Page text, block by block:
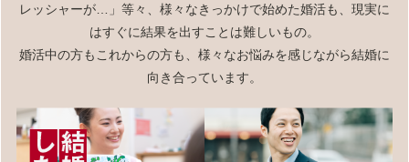
レッシャーが…」等々、様々なきっかけで始めた婚活も、現実に
はすぐに結果を出すことは難しいもの。
婚活中の方もこれからの方も、様々なお悩みを感じながら結婚に
向き合っています。